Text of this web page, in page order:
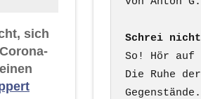
sich
Schrei nicht
So! Hör auf
Die Ruhe der
Gegenstände.